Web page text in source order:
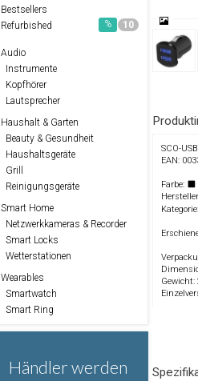
Bestsellers
Refurbished
10
%
Audio
Instrumente
Kopfhörer
Lautsprecher
Haushalt & Garten
Beauty & Gesundheit
Haushaltsgeräte
Grill
Reinigungsgeräte
Smart Home
Netzwerkkameras & Recorder
Smart Locks
Wetterstationen
Wearables
Smartwatch
Smart Ring
Händler werden
SCO-
EAN:
Farbe:
Kategorie:
Gewicht: